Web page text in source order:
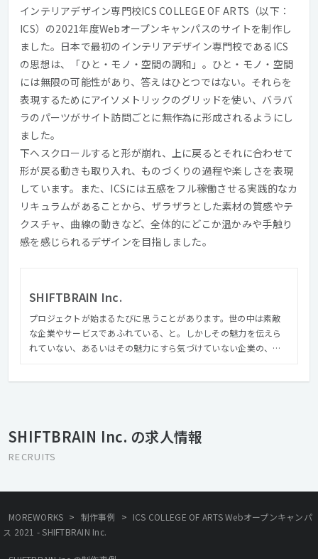
インテリアデザイン専門校ICS COLLEGE OF ARTS（以下：
ICS）の2021年度Webオープンキャンパスのサイトを制作し
ました。日本で最初のインテリアデザイン専門校であるICS
の思想は、「ひと・モノ・空間の調和」。ひと・モノ・空間
には無限の可能性があり、答えはひとつではない。それらを
表現するためにアイソメトリックのグリッドを使い、バラバ
ラのパーツがサイト訪問ごとに無作為に形成されるようにし
ました。
下へスクロールすると形が崩れ、上に戻るとそれに合わせて
形が戻る動きも取り入れ、ものづくりの過程や楽しさを表現
しています。また、ICSには五感をフル稼働させる実践的なカ
リキュラムがあることから、ザラザラとした素材の質感やテ
クスチャ、曲線の動きなど、全体的にどこか温かみや手触り
感を感じられるデザインを目指しました。
SHIFTBRAIN Inc.
プロジェクトが始まるたびに思うことがあります。世の中は素敵
な企業やサービスであふれている、と。しかしその魅力を伝えら
れていない、あるいはその魅力にすら気づけていない企業の、な
SHIFTBRAIN Inc. の求人情報
RECRUITS
MOREWORKS > 制作事例 > ICS COLLEGE OF ARTS Webオープンキャンパ
ス 2021 - SHIFTBRAIN Inc.